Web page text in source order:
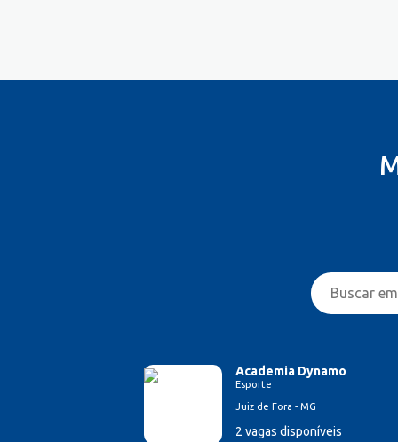
Estampador
Ferramenteiro
Academia Dynamo
Esporte
Juiz de Fora - MG
2 vagas disponíveis